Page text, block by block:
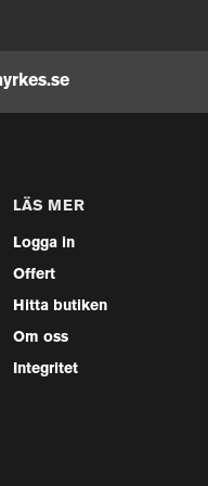
LÄS MER
Logga in
Offert
Hitta butiken
Om oss
Integritet